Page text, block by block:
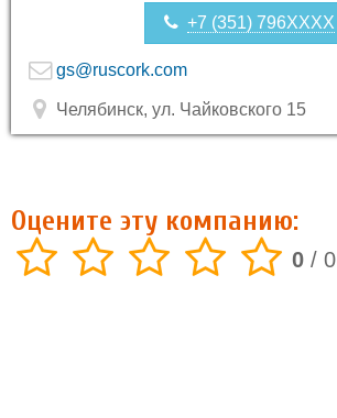
+7 (351) 796XXXX
gs@ruscork.com
Челябинск, ул. Чайковского 15
Оцените эту компанию:
0 / 0